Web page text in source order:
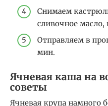
Снимаем
сливочное
Отправляем в
мин.
Ячневая каша на
советы
Ячневая крупа намного